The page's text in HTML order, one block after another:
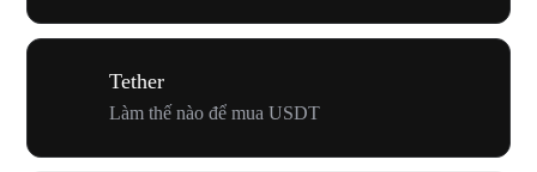
Tether
Làm thế nào để mua USDT